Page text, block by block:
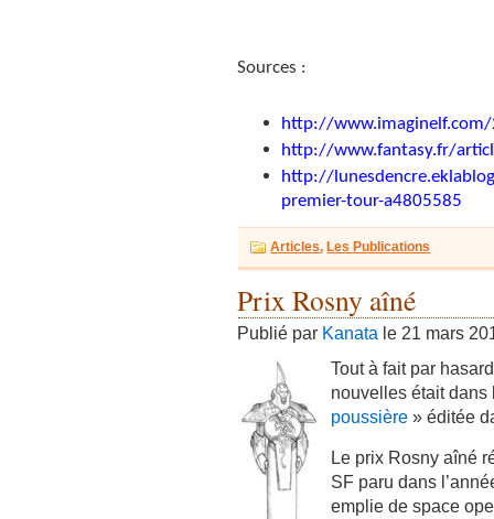
Sources :
http://
http://www.fantasy.fr/
http://
premier-tour-a4805585
Articles, Les Publications
Prix Rosny aîné
Publié par Kanata le 21 mars
Tout à fait par
nouvelles était
poussière » éditée
Le prix Rosny aîné
SF paru dans
emplie de space